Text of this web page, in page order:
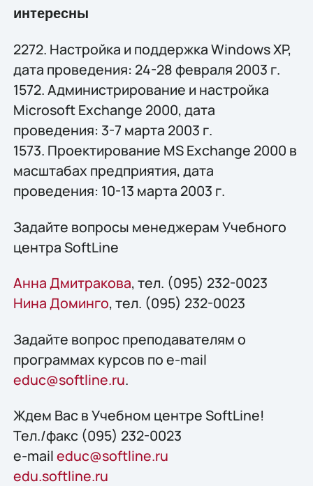
интересны
2272. Настройка и поддержка Windows XP,
дата проведения: 24-28 февраля 2003 г.
1572. Администрирование и настройка
Microsoft Exchange 2000, дата
проведения: 3-7 марта 2003 г.
1573. Проектирование MS Exchange 2000 в
масштабах предприятия, дата
проведения: 10-13 марта 2003 г.
Задайте вопросы менеджерам Учебного
центра SoftLine
Анна Дмитракова, тел. (095) 232-0023
Нина Доминго, тел. (095) 232-0023
Задайте вопрос преподавателям о
программах курсов по e-mail
educ@softline.ru.
Ждем Вас в Учебном центре SoftLine!
Тел./факс (095) 232-0023
e-maileduc@softline.ru
edu.softline.ru